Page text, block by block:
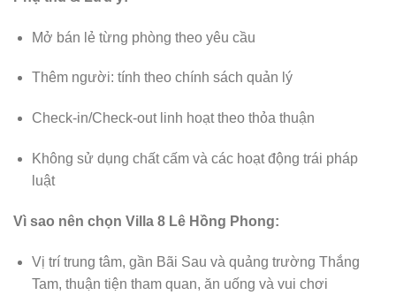
Mở bán lẻ từng phòng theo yêu cầu
Thêm người: tính theo chính sách quản lý
Check-in/Check-out linh hoạt theo thỏa thuận
Không sử dụng chất cấm và các hoạt động trái pháp
luật
Vì sao nên chọn Villa 8 Lê Hồng Phong:
Vị trí trung tâm, gần Bãi Sau và quảng trường Thắng
Tam, thuận tiện tham quan, ăn uống và vui chơi